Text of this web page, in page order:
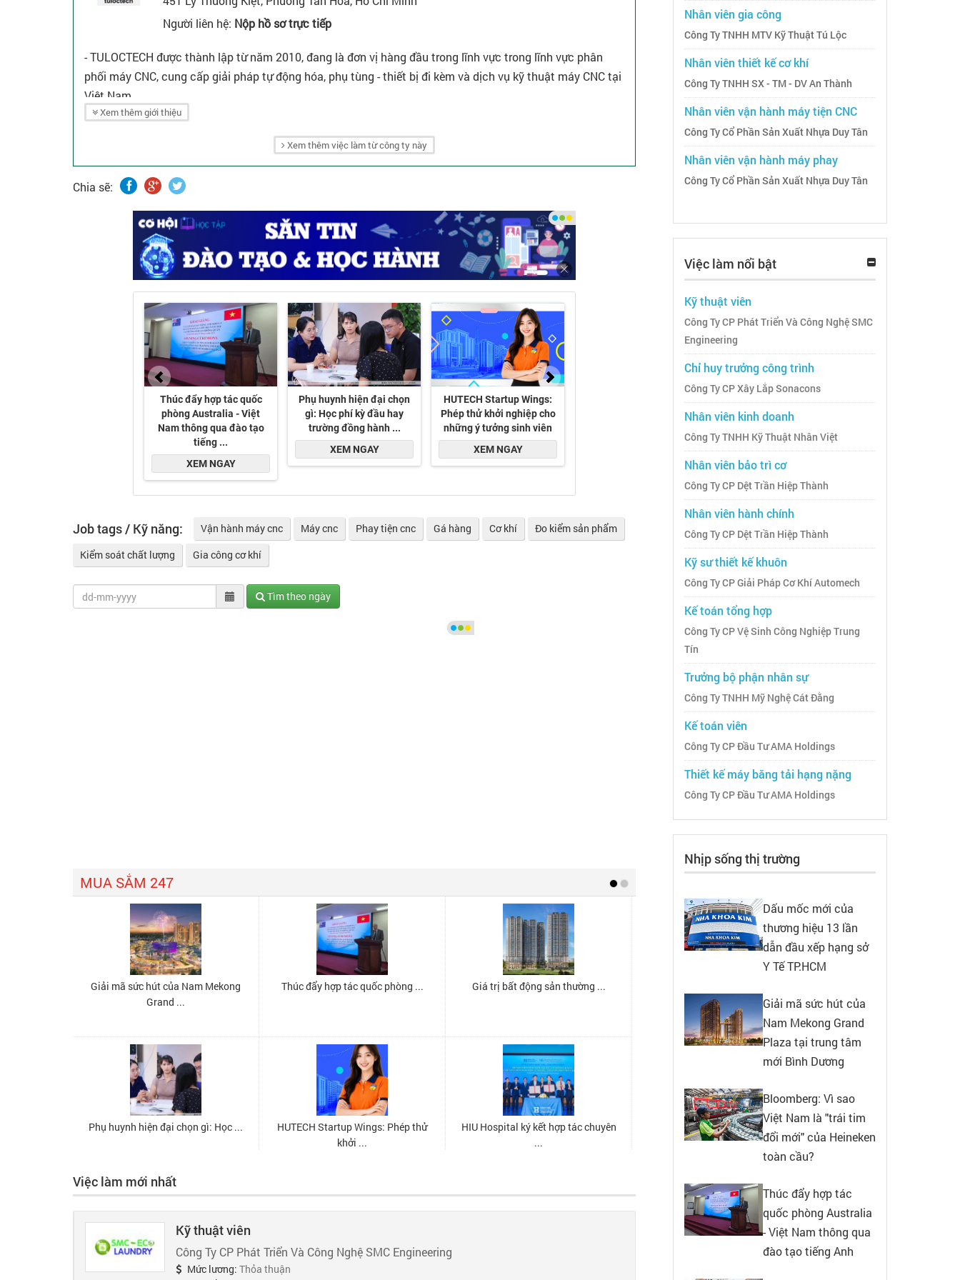
Người liên hệ: Nộp hồ sơ trực tiếp
- TULOCTECH được thành lập từ năm 2010, đang là đơn vị hàng đầu trong lĩnh vực trong lĩnh vực phân
phối máy CNC, cung cấp giải pháp tự động hóa, phụ tùng - thiết bị đi kèm và dịch vụ kỹ thuật máy CNC tại
Việt Nam.
Xem thêm giới thiệu
Xem thêm việc làm từ công ty này
Chia sẽ:
Job tags / Kỹ năng: Vận hành máy cnc Máy cnc Phay tiện cnc Gá hàng Cơ khí
Đo kiểm sản phẩm
Kiểm soát chất lượng
Gia công cơ khí
Tìm theo ngày
Việc làm mới nhất
Kỹ thuật viên
Công Ty CP Phát Triển Và Công Nghệ SMC Engineering
Mức lương: Thỏa thuận
Nhân viên gia công
Công Ty TNHH MTV Kỹ Thuật Tú Lộc
Nhân viên thiết kế cơ khí
Công Ty TNHH SX - TM - DV An Thành
Nhân viên vận hành máy tiện CNC
Công Ty Cổ Phần Sản Xuất Nhựa Duy Tân
Nhân viên vận hành máy phay
Công Ty Cổ Phần Sản Xuất Nhựa Duy Tân
Việc làm nổi bật
Kỹ thuật viên
Công Ty CP Phát Triển Và Công Nghệ SMC
Engineering
Chỉ huy trưởng công trình
Công Ty CP Xây Lắp Sonacons
Nhân viên kinh doanh
Công Ty TNHH Kỹ Thuật Nhân Việt
Nhân viên bảo trì cơ
Công Ty CP Dệt Trần Hiệp Thành
Nhân viên hành chính
Công Ty CP Dệt Trần Hiệp Thành
Kỹ sư thiết kế khuôn
Công Ty CP Giải Pháp Cơ Khí Automech
Kế toán tổng hợp
Công Ty CP Vệ Sinh Công Nghiệp Trung
Tín
Trưởng bộ phận nhân sự
Công Ty TNHH Mỹ Nghệ Cát Đằng
Kế toán viên
Công Ty CP Đầu Tư AMA Holdings
Thiết kế máy băng tải hạng nặng
Công Ty CP Đầu Tư AMA Holdings
Nhịp sống thị trường
Dấu mốc mới của
thương hiệu 13 lần
dẫn đầu xếp hạng sở
Y Tế TP.HCM
Giải mã sức hút của
Nam Mekong Grand
Plaza tại trung tâm
mới Bình Dương
Bloomberg: Vì sao
Việt Nam là "trái tim
đổi mới" của Heineken
toàn cầu?
Thúc đẩy hợp tác
quốc phòng Australia
- Việt Nam thông qua
đào tạo tiếng Anh